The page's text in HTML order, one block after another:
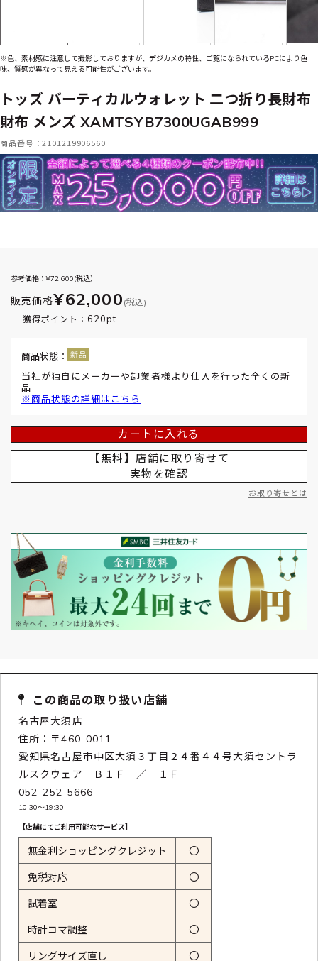
※色、素材感に注意して撮影しておりますが、デジカメの特性、ご覧になられているPCにより色
味、質感が異なって見える可能性がございます。
トッズ バーティカルウォレット 二つ折り長財布
財布 メンズ XAMTSYB7300UGAB999
商品番号：2101219906560
参考価格：¥72,600(税込）
販売価格¥62,000 (税込)
獲得ポイント： 620pt
商品状態：
当社が独自にメーカーや卸業者様より仕入を行った全くの新
品
※商品状態の詳細はこちら
カートに入れる
【無料】店舗に取り寄せて
実物を確認
お取り寄せとは
この商品の取り扱い店舗
名古屋大須店
住所：〒460-0011
愛知県名古屋市中区大須３丁目２４番４４号大須セントラ
ルスクウェア Ｂ１Ｆ ／ １Ｆ
052-252-5666
10:30〜19:30
【店舗にてご利用可能なサービス】
無金利ショッピングクレジット 〇
免税対応 〇
試着室 〇
時計コマ調整 〇
リングサイズ直し 〇